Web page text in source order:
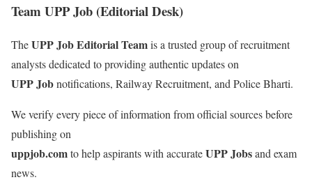
Team UPP Job (Editorial Desk)
TheUPP Job Editorial Teamis a trusted group of recruitment
analysts dedicated to providing authentic updates on
UPP Jobnotifications, Railway Recruitment, and Police Bharti.
We verify every piece of information from official sources before
publishing on
uppjob.comto help aspirants with accurateUPP Jobsand exam
news.